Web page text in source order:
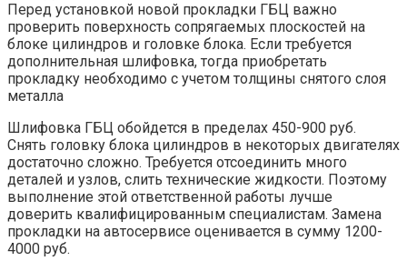
Перед установкой новой прокладки ГБЦ важно
проверить поверхность сопрягаемых плоскостей на
блоке цилиндров и головке блока. Если требуется
дополнительная шлифовка, тогда приобретать
прокладку необходимо с учетом толщины снятого слоя
металла
Шлифовка ГБЦ обойдется в пределах 450-900 руб.
Снять головку блока цилиндров в некоторых двигателях
достаточно сложно. Требуется отсоединить много
деталей и узлов, слить технические жидкости. Поэтому
выполнение этой ответственной работы лучше
доверить квалифицированным специалистам. Замена
прокладки на автосервисе оценивается в сумму 1200-
4000 руб.